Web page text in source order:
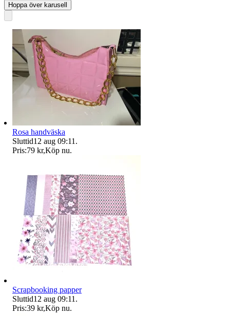
Hoppa över karusell
Rosa handväska
Sluttid12 aug 09:11 .
Pris:79 kr,Köp nu.
Scrapbooking papper
Sluttid12 aug 09:11 .
Pris:39 kr,Köp nu.